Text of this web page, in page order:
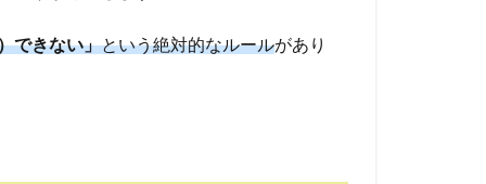
できない」という絶対的なルールがあり